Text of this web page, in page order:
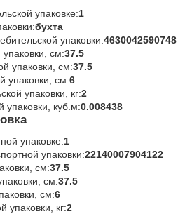
упаковке:1
бухта
упаковки:4630042590748
см:37.5
упаковки, см:37.5
упаковки, см:6
упаковки, кг:2
упаковки, куб.м:0.008438
упаковке:1
упаковки:22140007904122
см:37.5
см:37.5
см:6
упаковки, кг:2